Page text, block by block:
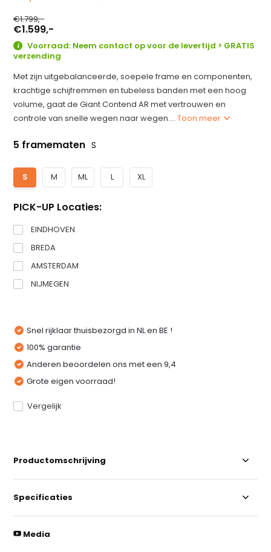
€1.799,-
€1.599,-
Voorraad: Neem contact op voor de levertijd > GRATIS
verzending
Met zijn uitgebalanceerde, soepele frame en componenten,
krachtige schijfremmen en tubeless banden met een hoog
volume, gaat de Giant Contend AR met vertrouwen en
controle van snelle wegen naar wegen....Toon meer
5 framematen S
S M ML L XL
PICK-UP Locaties:
EINDHOVEN
BREDA
AMSTERDAM
NIJMEGEN
Snel rijklaar thuisbezorgd in NL en BE !
100% garantie
Anderen beoordelen ons met een 9,4
Grote eigen voorraad!
Vergelijk
Productomschrijving
Specificaties
Media